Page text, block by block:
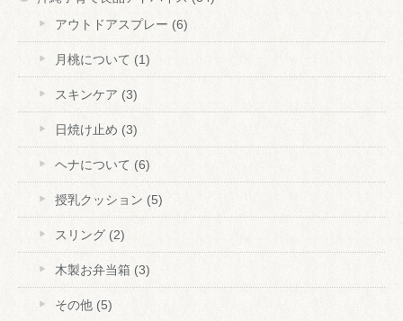
アウトドアスプレー (6)
月桃について (1)
スキンケア (3)
日焼け止め (3)
ヘナについて (6)
授乳クッション (5)
スリング (2)
木製お弁当箱 (3)
その他 (5)